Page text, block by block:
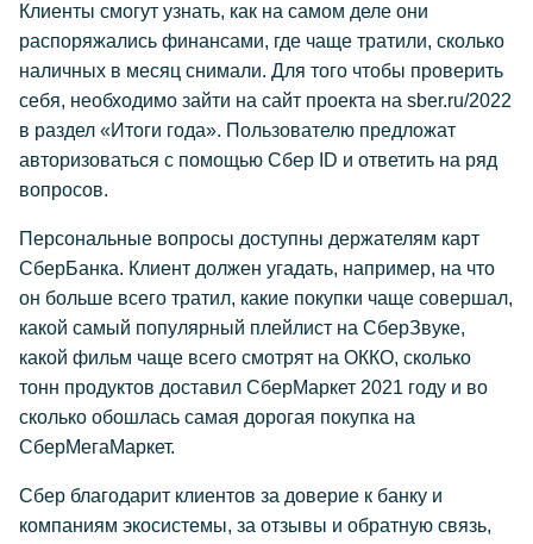
Клиенты смогут узнать, как на самом деле они
распоряжались финансами, где чаще тратили, сколько
наличных в месяц снимали. Для того чтобы проверить
себя, необходимо зайти на сайт проекта на sber.ru/2022
в раздел «Итоги года». Пользователю предложат
авторизоваться с помощью Сбер ID и ответить на ряд
вопросов.
Персональные вопросы доступны держателям карт
СберБанка. Клиент должен угадать, например, на что
он больше всего тратил, какие покупки чаще совершал,
какой самый популярный плейлист на СберЗвуке,
какой фильм чаще всего смотрят на ОККО, сколько
тонн продуктов доставил СберМаркет 2021 году и во
сколько обошлась самая дорогая покупка на
СберМегаМаркет.
Сбер благодарит клиентов за доверие к банку и
компаниям экосистемы, за отзывы и обратную связь,